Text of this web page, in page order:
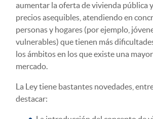
aumentar la oferta de vivienda pública
precios asequibles, atendiendo en
personas y hogares (por ejemplo,
vulnerables) que tienen más
los ámbitos en los que existe una
mercado.
La Ley tiene bastantes novedades,
destacar: